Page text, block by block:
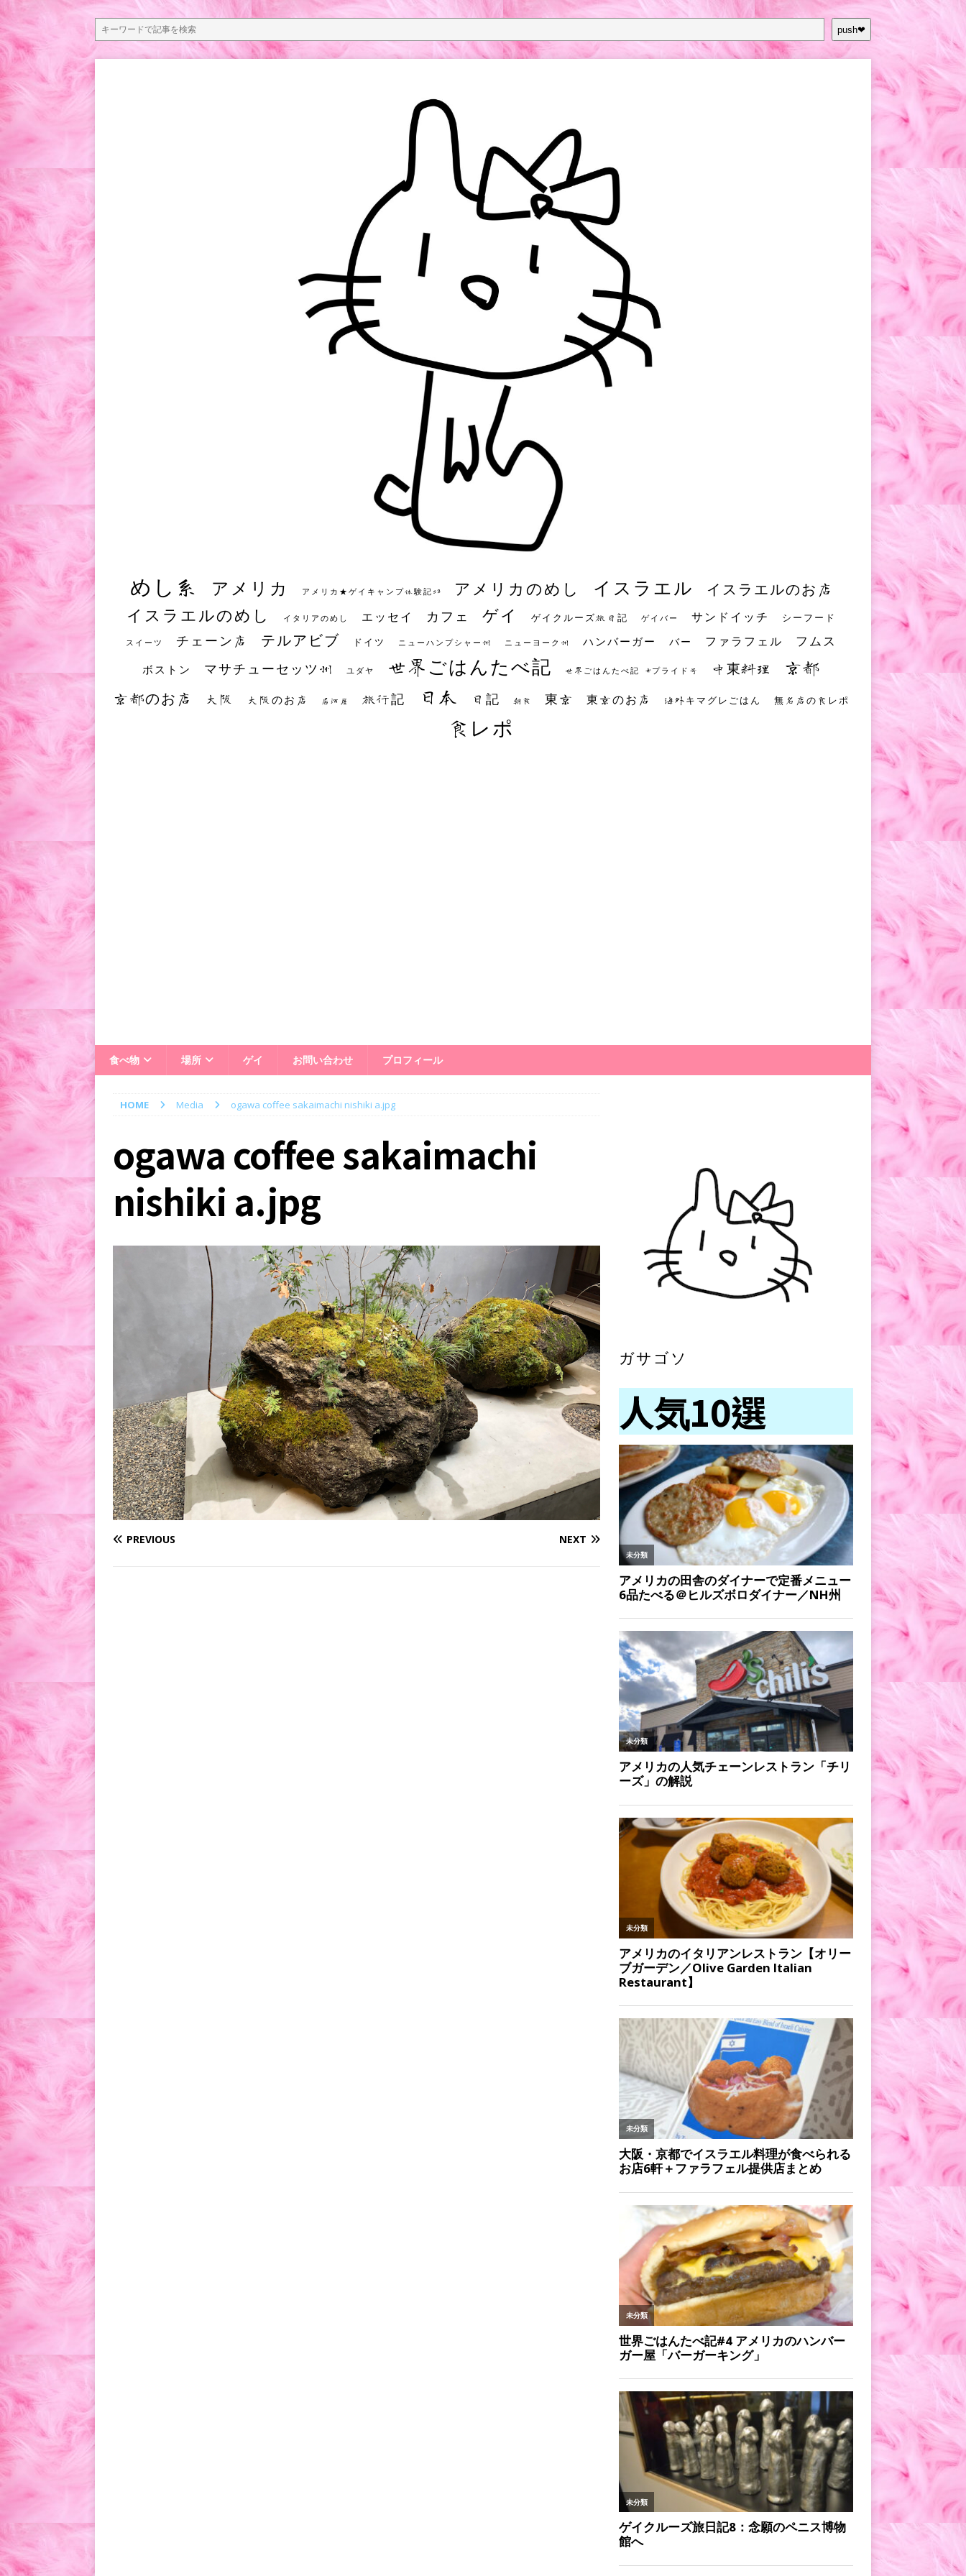
push❤︎
めし系 アメリカ アメリカ★ゲイキャンプ体験記S3 アメリカのめし イスラエル イスラエルのお店
イスラエルのめし イタリアのめし エッセイ カフェ ゲイ ゲイクルーズ旅日記 ゲイバー サンドイッチ シーフード
スイーツ チェーン店 テルアビブ ドイツ ニューハンプシャー州 ニューヨーク州 ハンバーガー バー ファラフェル フムス
ボストン マサチューセッツ州 ユダヤ 世界ごはんたべ記 世界ごはんたべ記 #プライド号 中東料理 京都
京都のお店 大阪 大阪のお店 居酒屋 旅行記 日本 日記 朝食 東京 東京のお店 海外キマグレごはん 無名店の食レポ
食レポ
食べ物 場所 ゲイ お問い合わせ プロフィール
HOME Media ogawa coffee sakaimachi nishiki a.jpg
ogawa coffee sakaimachi
nishiki a.jpg
PREVIOUS NEXT
ガサゴソ
人気10選